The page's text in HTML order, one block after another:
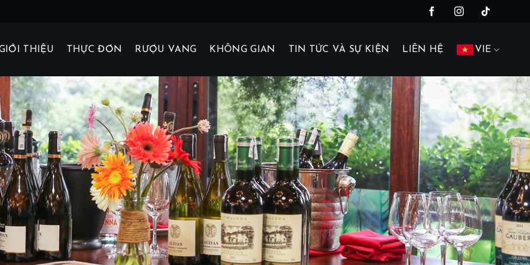
THIỆU THỰC ĐƠN RƯỢU VANG KHÔNG GIAN TIN TỨC VÀ SỰ KIỆN LIÊN HỆ VIE